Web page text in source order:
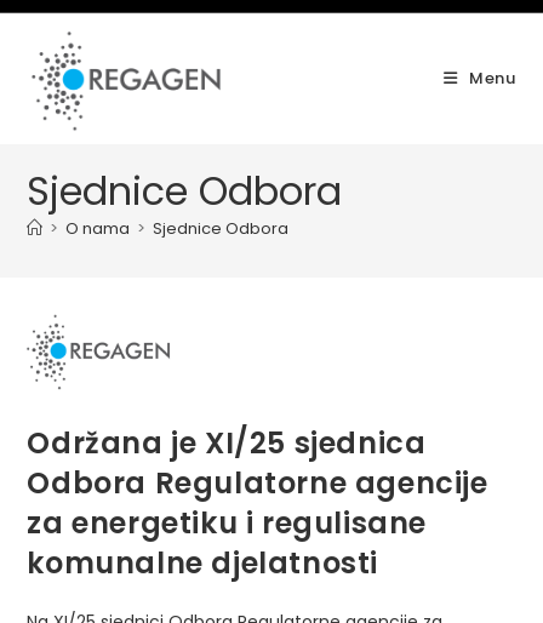
Skip
content
Menu
Sjednice Odbora
> O nama > Sjednice Odbora
Održana je XI/25 sjednica
Odbora Regulatorne agencije
za energetiku i regulisane
komunalne djelatnosti